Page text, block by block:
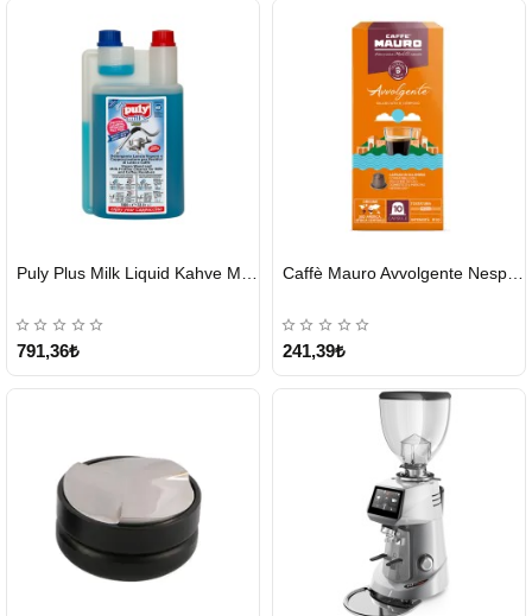
GÖNDERİ
791,36₺
GÖNDERİ
Caffè Mauro Avvolgente Nespresso Kapsül
241,39₺